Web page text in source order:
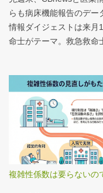
らも病床機能報告のデ
情報ダイジェストは来月
命士がテーマ。救急救命
は、医業情報ダイジェ
分析結果の一例は下の
基に作成 ※救急救命士
計。人数が0人の施設は
う？、あの施設は何人
が、上のグラフのよう
する。立派な建物があ
複雑性係数は要らないの